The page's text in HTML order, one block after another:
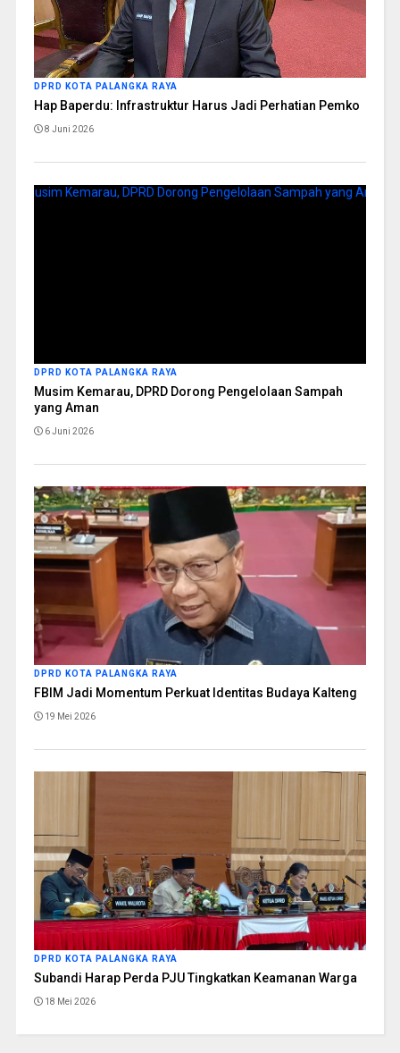
DPRD KOTA PALANGKA RAYA
Hap Baperdu: Infrastruktur Harus Jadi Perhatian Pemko
8 Juni 2026
DPRD KOTA PALANGKA RAYA
Musim Kemarau, DPRD Dorong Pengelolaan Sampah
yang Aman
6 Juni 2026
DPRD KOTA PALANGKA RAYA
FBIM Jadi Momentum Perkuat Identitas Budaya Kalteng
19 Mei 2026
DPRD KOTA PALANGKA RAYA
Subandi Harap Perda PJU Tingkatkan Keamanan Warga
18 Mei 2026